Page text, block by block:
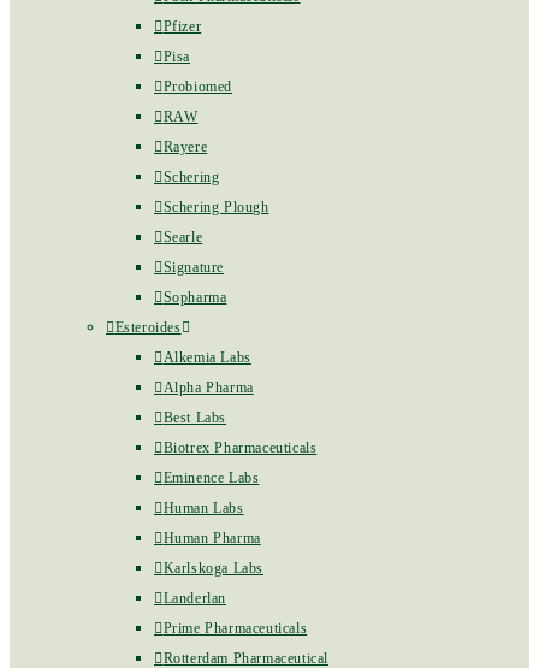
Pfizer
Pisa
Probiomed
RAW
Rayere
Schering
Schering Plough
Searle
Signature
Sopharma
Esteroides
Alkemia Labs
Alpha Pharma
Best Labs
Biotrex Pharmaceuticals
Eminence Labs
Human Labs
Human Pharma
Karlskoga Labs
Landerlan
Prime Pharmaceuticals
Rotterdam Pharmaceutical